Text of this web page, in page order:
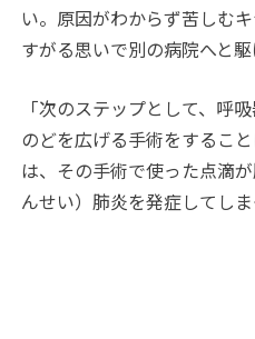
い。原因がわからず苦しむ
すがる思いで別の病院へと駆
「次のステップとして、呼
のどを広げる手術をするこ
は、その手術で使った点滴
んせい）肺炎を発症してしま